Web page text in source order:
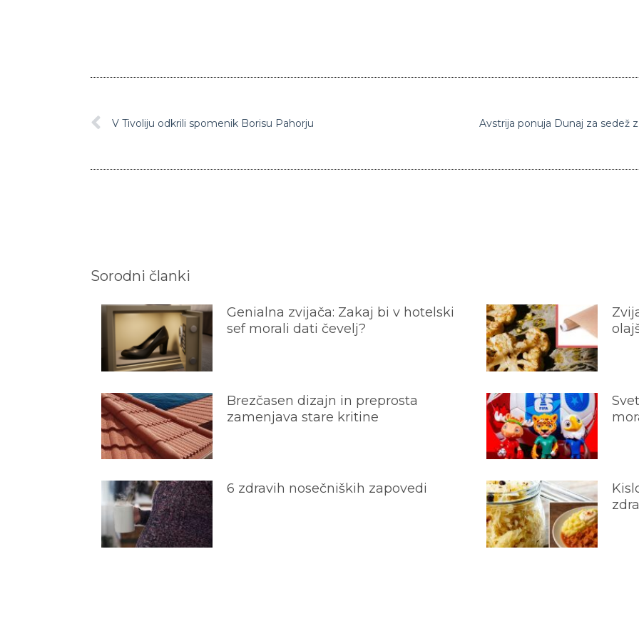
V Tivoliju odkrili spomenik Borisu Pahorju
Sorodni članki
Genialna zvijača: Zakaj bi v hotelski
sef morali dati čevelj?
Brezčasen dizajn in preprosta
zamenjava stare kritine
6 zdravih nosečniških zapovedi